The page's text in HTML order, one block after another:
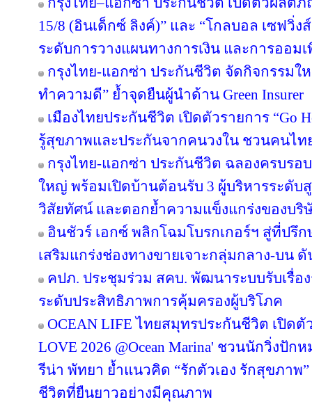
15/8 (อินเด็กซ์ ลิงค์)” และ “โกลบอล เซฟวิ่ง
ระดับการวางแผนทางการเงิน และการออม
กรุงไทย-แอกซ่า ประกันชีวิต จัดกิจกรรมใ
ทำความดี” ย้ำจุดยืนผู้นำด้าน Green Insurer
เมืองไทยประกันชีวิต เปิดตัวรายการ “Go
รู้สุขภาพและประกันจากคนวงใน ชวนคนไ
กรุงไทย-แอกซ่า ประกันชีวิต ฉลองครบรอบ
ใหญ่ พร้อมเปิดบ้านต้อนรับ 3 ผู้บริหารระดับ
วิสัยทัศน์ และตอกย้ำความแข็งแกร่งของบริ
อินชัวร์ เอกซ์ พลิกโฉมโบรกเกอร์ฯ สู่ที่ป
เสริมแกร่งช่องทางขายเจาะกลุ่มกลาง-บน
คปภ. ประชุมร่วม สคบ. พัฒนาระบบรับเรื่อ
ระดับประสิทธิภาพการคุ้มครองผู้บริโภค
OCEAN LIFE ไทยสมุทรประกันชีวิต เปิดตั
LOVE 2026 @Ocean Marina' ชวนนักวิ่งปั
รีน่า พัทยา ย้ำแนวคิด “รักตัวเอง รักสุขภาพ
ชีวิตที่ยืนยาวอย่างมีคุณภาพ